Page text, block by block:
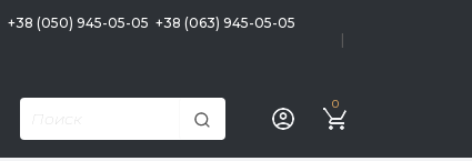
+38 (050) 945-05-05 +38 (063) 945-05-05
0